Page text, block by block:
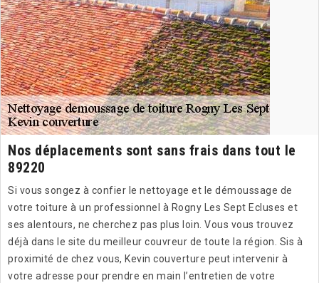
Nos déplacements sont sans frais dans tout le
89220
Si vous songez à confier le nettoyage et le démoussage de
votre toiture à un professionnel à Rogny Les Sept Ecluses et
ses alentours, ne cherchez pas plus loin. Vous vous trouvez
déjà dans le site du meilleur couvreur de toute la région. Sis à
proximité de chez vous, Kevin couverture peut intervenir à
votre adresse pour prendre en main l’entretien de votre